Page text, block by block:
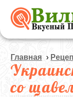
Главная ›
со